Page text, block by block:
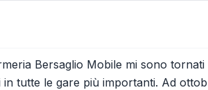
Bersaglio Mobile mi sono tornati
tutte le gare più importanti. Ad